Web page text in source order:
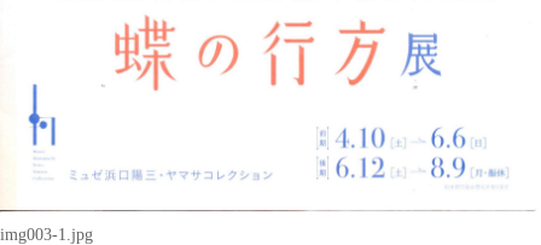
img003-1.jpg